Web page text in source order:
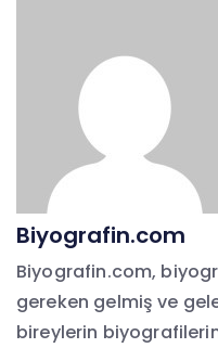
Biyografin.com
Biyografin.com,
gereken gelmiş ve
bireylerin